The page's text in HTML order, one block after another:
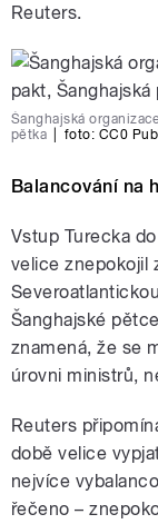
Reuters.
Šanghajská
pětka
foto: CC0
Balancování na
Vstup Turecka
velice znepokojil
Šanghajské
znamená, že se
úrovni ministrů,
Reuters
době velice
nejvíce
řečeno –